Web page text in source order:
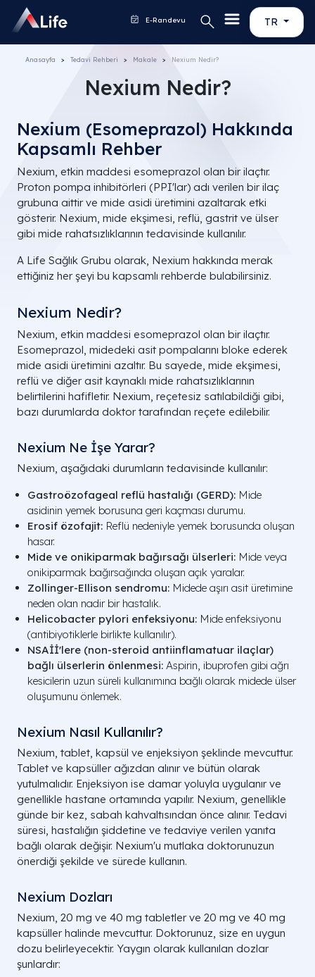
TR
E-Randevu
Anasayfa Tedavi Rehberi Makale Nexium Nedir?
Nexium Nedir?
Nexium (Esomeprazol) Hakkında
Kapsamlı Rehber
Nexium, etkin maddesi esomeprazol olan bir ilaçtır.
Proton pompa inhibitörleri (PPI'lar) adı verilen bir ilaç
grubuna aittir ve mide asidi üretimini azaltarak etki
gösterir. Nexium, mide ekşimesi, reflü, gastrit ve ülser
gibi mide rahatsızlıklarının tedavisinde kullanılır.
A Life Sağlık Grubu olarak, Nexium hakkında merak
ettiğiniz her şeyi bu kapsamlı rehberde bulabilirsiniz.
Nexium Nedir?
Nexium, etkin maddesi esomeprazol olan bir ilaçtır.
Esomeprazol, midedeki asit pompalarını bloke ederek
mide asidi üretimini azaltır. Bu sayede, mide ekşimesi,
reflü ve diğer asit kaynaklı mide rahatsızlıklarının
belirtilerini hafifletir. Nexium, reçetesiz satılabildiği gibi,
bazı durumlarda doktor tarafından reçete edilebilir.
Nexium Ne İşe Yarar?
Nexium, aşağıdaki durumların tedavisinde kullanılır:
Gastroözofageal reflü hastalığı (GERD): Mide
asidinin yemek borusuna geri kaçması durumu.
Erosif özofajit: Reflü nedeniyle yemek borusunda oluşan
hasar.
Mide ve onikiparmak bağırsağı ülserleri: Mide veya
onikiparmak bağırsağında oluşan açık yaralar.
Zollinger-Ellison sendromu: Midede aşırı asit üretimine
neden olan nadir bir hastalık.
Helicobacter pylori enfeksiyonu: Mide enfeksiyonu
(antibiyotiklerle birlikte kullanılır).
NSAİİ'lere (non-steroid antiinflamatuar ilaçlar)
bağlı ülserlerin önlenmesi: Aspirin, ibuprofen gibi ağrı
kesicilerin uzun süreli kullanımına bağlı olarak midede ülser
oluşumunu önlemek.
Nexium Nasıl Kullanılır?
Nexium, tablet, kapsül ve enjeksiyon şeklinde mevcuttur.
Tablet ve kapsüller ağızdan alınır ve bütün olarak
yutulmalıdır. Enjeksiyon ise damar yoluyla uygulanır ve
genellikle hastane ortamında yapılır. Nexium, genellikle
günde bir kez, sabah kahvaltısından önce alınır. Tedavi
süresi, hastalığın şiddetine ve tedaviye verilen yanıta
bağlı olarak değişir. Nexium'u mutlaka doktorunuzun
önerdiği şekilde ve sürede kullanın.
Nexium Dozları
Nexium, 20 mg ve 40 mg tabletler ve 20 mg ve 40 mg
kapsüller halinde mevcuttur. Doktorunuz, size en uygun
dozu belirleyecektir. Yaygın olarak kullanılan dozlar
şunlardır: